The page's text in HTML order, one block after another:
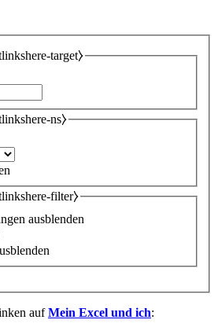
target⧽
ns⧽
filter⧽
ausblenden
aufMein Excel und ich: